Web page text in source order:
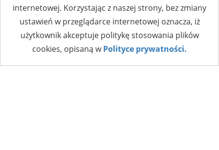
internetowej. Korzystając z naszej strony, bez zmiany
ustawień w przeglądarce internetowej oznacza, iż
użytkownik akceptuje politykę stosowania plików
cookies, opisaną wPolityce prywatności.